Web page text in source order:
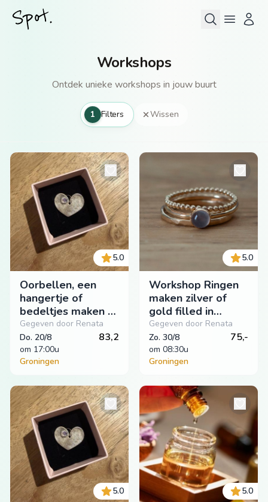
Workshops
Ontdek unieke workshops in jouw buurt
1 Filters Wissen
5.0
Oorbellen, een
hangertje of
bedeltjes maken /
zilverklei workshop
in Groningen
Gegeven door Renata
Do. 20/8
om 17:00u
83,2
Groningen
5.0
Workshop Ringen
maken zilver of
gold filled in
Groningen
Gegeven door Renata
Zo. 30/8
om 08:30u
75,-
Groningen
5.0 5.0